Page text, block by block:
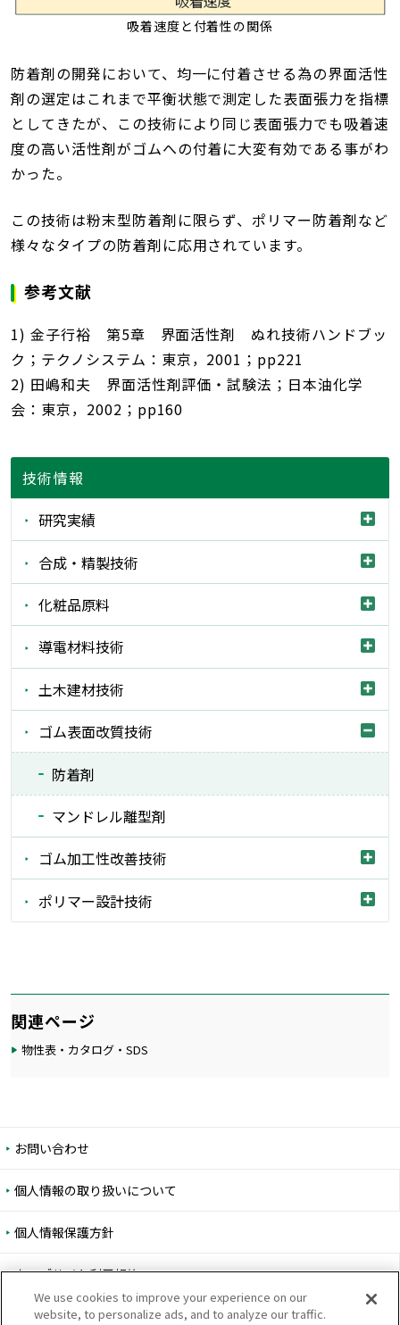
吸着速度と付着性の関係
防着剤の開発において、均一に付着させる為の界面活性
剤の選定はこれまで平衡状態で測定した表面張力を指標
としてきたが、この技術により同じ表面張力でも吸着速
度の高い活性剤がゴムへの付着に大変有効である事がわ
かった。
この技術は粉末型防着剤に限らず、ポリマー防着剤など
様々なタイプの防着剤に応用されています。
参考文献
1) 金子行裕 第5章 界面活性剤 ぬれ技術ハンドブッ
ク；テクノシステム：東京，2001；pp221
2) 田嶋和夫 界面活性剤評価・試験法；日本油化学
会：東京，2002；pp160
技術情報
研究実績
合成・精製技術
化粧品原料
導電材料技術
土木建材技術
ゴム表面改質技術
防着剤
マンドレル離型剤
ゴム加工性改善技術
ポリマー設計技術
関連ページ
物性表・カタログ・SDS
お問い合わせ
個人情報の取り扱いについて
個人情報保護方針
ウェブサイト利用規約
ウェブアクセシビリティ方針
We use cookies to improve your experience on our
website, to personalize ads, and to analyze our traffic.